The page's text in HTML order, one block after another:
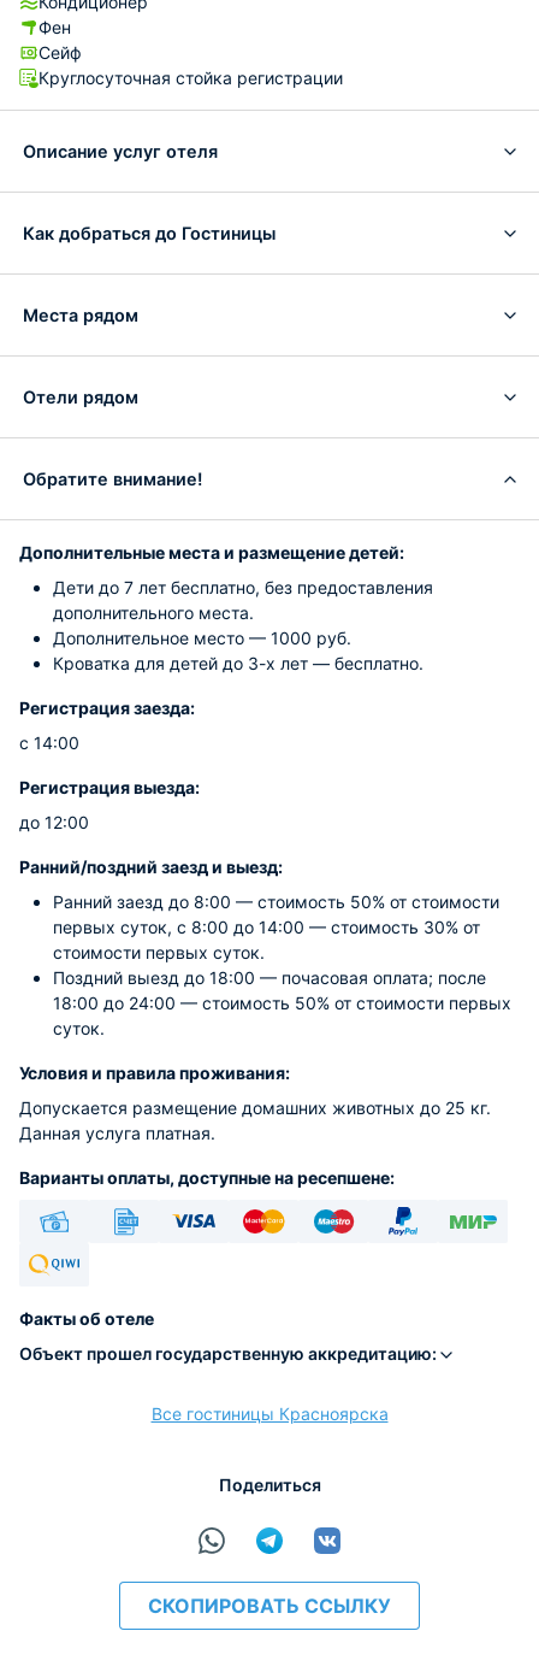
Фен
Сейф
Круглосуточная стойка регистрации
Описание услуг отеля
Как добраться до Гостиницы
Места рядом
Отели рядом
Обратите внимание!
Дополнительные места и размещение детей:
Дети до 7 лет бесплатно, без предоставления
дополнительного места.
Дополнительное место — 1000 руб.
Кроватка для детей до 3-х лет — бесплатно.
Регистрация заезда:
с 14:00
Регистрация выезда:
до 12:00
Ранний/поздний заезд и выезд:
Ранний заезд до 8:00 — стоимость 50% от стоимости
первых суток, с 8:00 до 14:00 — стоимость 30% от
стоимости первых суток.
Поздний выезд до 18:00 — почасовая оплата; после
18:00 до 24:00 — стоимость 50% от стоимости первых
суток.
Условия и правила проживания:
Допускается размещение домашних животных до 25 кг.
Данная услуга платная.
Варианты оплаты, доступные на ресепшене:
Наличные
Факты об отеле
Объект прошел государственную аккредитацию:
Все гостиницы Красноярска
Поделиться
СКОПИРОВАТЬ ССЫЛКУ